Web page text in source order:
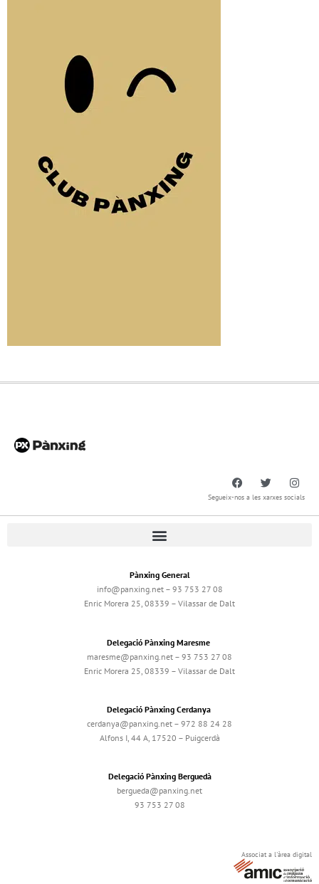
Segueix-nos a les xarxes socials
Pànxing General
info@panxing.net – 93 753 27 08
Enric Morera 25, 08339 – Vilassar de Dalt
Delegació Pànxing Maresme
maresme@panxing.net – 93 753 27 08
Enric Morera 25, 08339 – Vilassar de Dalt
Delegació Pànxing Cerdanya
cerdanya@panxing.net – 972 88 24 28
Alfons I, 44 A, 17520 – Puigcerdà
Delegació Pànxing Berguedà
bergueda@panxing.net
93 753 27 08
Associat a l'àrea digital